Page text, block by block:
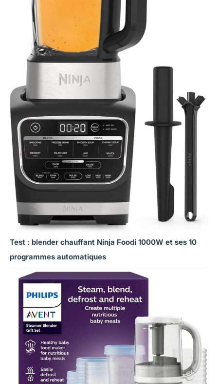
Test : blender chauffant Ninja Foodi 1000W et ses 10
programmes automatiques